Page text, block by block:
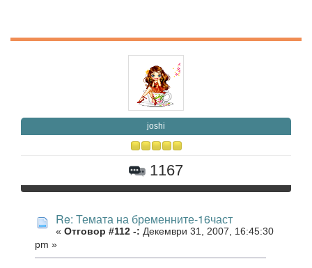
joshi
1167
Re: Темата на бременните-16част
« Отговор #112 -: Декември 31, 2007, 16:45:30
pm »